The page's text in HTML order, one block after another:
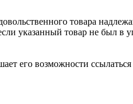
товара
указанный товар не был в
его возможности ссылаться